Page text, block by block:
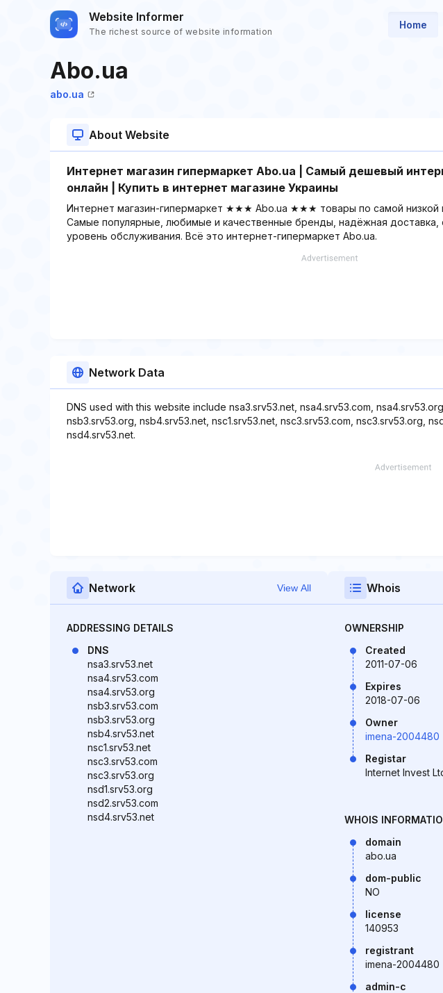
Website Informer
The richest source of website information
Home
Abo.ua
abo.ua
About Website
Интернет магазин гипермаркет Abo.ua | Самый дешевый
онлайн | Купить в интернет магазине Украины
Интернет магазин-гипермаркет ★★★ Abo.ua ★★★ товары по самой
Самые популярные, любимые и качественные бренды, надёжная доставка,
уровень обслуживания. Всё это интернет-гипермаркет Abo.ua.
Network Data
DNS used with this website include nsa3.srv53.net, nsa4.srv53.com,
nsb3.srv53.org, nsb4.srv53.net, nsc1.srv53.net, nsc3.srv53.com, nsc3.srv53.org,
nsd4.srv53.net.
Network View All
ADDRESSING DETAILS
DNS
nsa3.srv53.net
nsa4.srv53.com
nsa4.srv53.org
nsb3.srv53.com
nsb3.srv53.org
nsb4.srv53.net
nsc1.srv53.net
nsc3.srv53.com
nsc3.srv53.org
nsd1.srv53.org
nsd2.srv53.com
nsd4.srv53.net
Whois
OWNERSHIP
Created
2011-07-06
Expires
2018-07-06
Owner
imena-2004480
Registar
Internet Invest
WHOIS
domain
abo.ua
dom-public
NO
license
140953
registrant
imena-2004480
admin-c